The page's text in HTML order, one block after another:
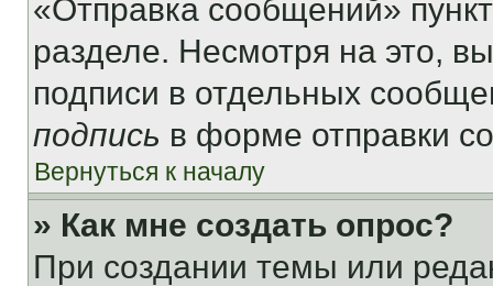
«Отправка сообщений»
разделе. Несмотря на это,
подписи в отдельных
подпись в форме отправки
Вернуться к началу
» Как мне создать опрос?
При создании темы или